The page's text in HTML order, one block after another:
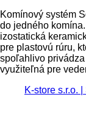
Komínový systém
do jedného
izostatická
pre plastovú rúru,
spoľahlivo
využiteľná pre
K-store s.r.o.